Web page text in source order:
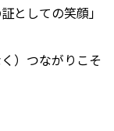
としての笑顔」
）つながりこそ